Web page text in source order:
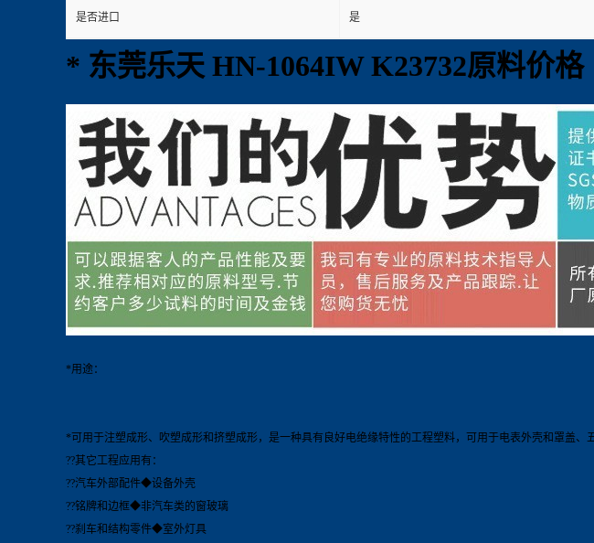
是否进口 是
* 东莞乐天 HN-1064IW K23732原料价格
*用途：
*可用于注塑成形、吹塑成形和挤塑成形，是一种具有良好电绝缘特性的工程塑料，可用于电表外壳和罩盖
??其它工程应用有：
??汽车外部配件◆设备外壳
??铭牌和边框◆非汽车类的窗玻璃
??刹车和结构零件◆室外灯具